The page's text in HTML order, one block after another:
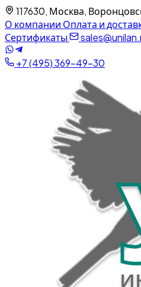
117630, Москва,
О компании Оплата и
Сертификаты
+7 (495) 369-49-30